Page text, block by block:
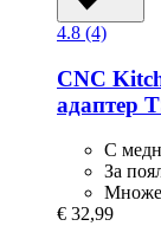
4.8 (4)
CNC
адаптер
С
За
€ 32,99